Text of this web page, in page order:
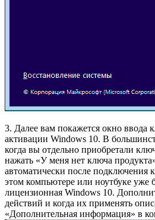
3. Далее вам покажется окно ввода
активации Windows 10. В
когда вы отдельно приобретали
нажать «У меня нет ключа
автоматически после подключения
этом компьютере или ноутбуке уже
лицензионная Windows 10.
действий и когда их применять
«Дополнительная информация» в